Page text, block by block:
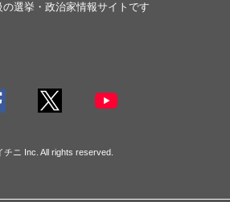
の選挙・政治家情報サイトです
チニ Inc. All rights reserved.